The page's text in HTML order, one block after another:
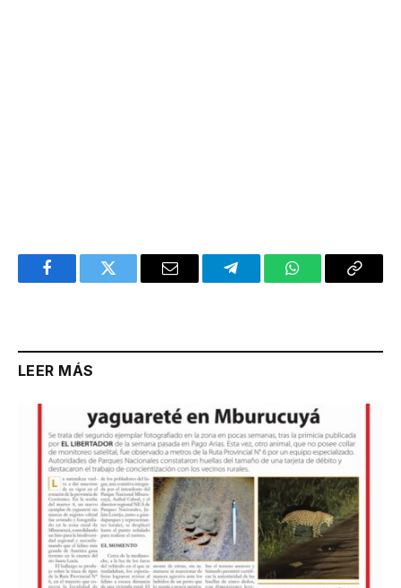
FacebookTwitter Email TelegramWhatsAppCopy
LEER MÁS